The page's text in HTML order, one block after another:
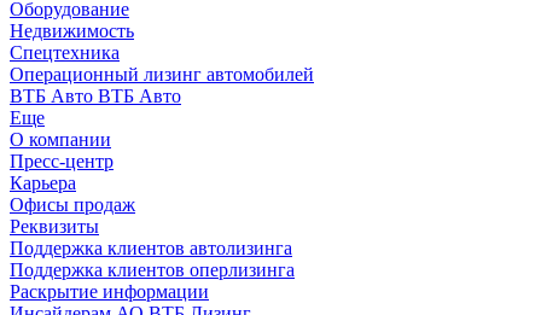
Оборудование
Недвижимость
Спецтехника
Операционный лизинг автомобилей
ВТБ Авто ВТБ Авто
Еще
О компании
Пресс-центр
Карьера
Офисы продаж
Реквизиты
Поддержка клиентов автолизинга
Поддержка клиентов оперлизинга
Раскрытие информации